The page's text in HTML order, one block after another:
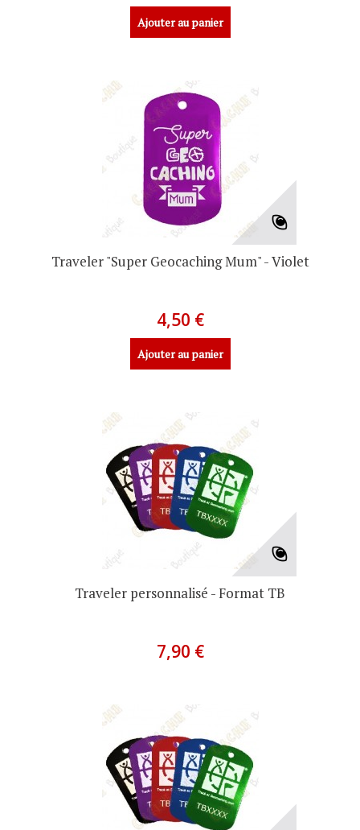
Ajouter au panier
Traveler "Super Geocaching Mum" - Violet
4,50 €
Ajouter au panier
Traveler personnalisé - Format TB
7,90 €